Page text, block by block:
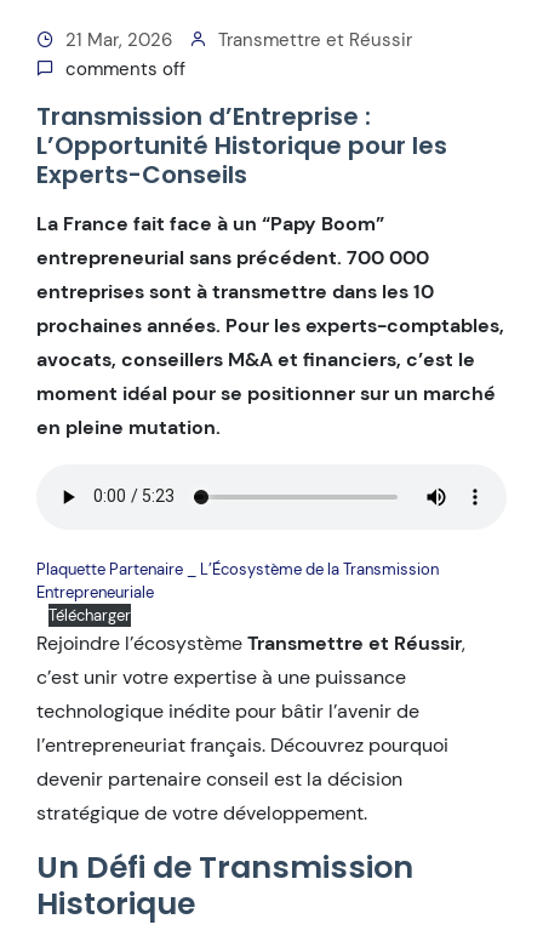
21 Mar, 2026
Transmettre et Réussir
comments off
Transmission d’Entreprise :
L’Opportunité Historique pour les
Experts-Conseils
La France fait face à un “Papy Boom”
entrepreneurial sans précédent. 700 000
entreprises sont à transmettre dans les 10
prochaines années. Pour les experts-comptables,
avocats, conseillers M&A et financiers, c’est le
moment idéal pour se positionner sur un marché
en pleine mutation.
Plaquette Partenaire _ L’Écosystème de la Transmission
Entrepreneuriale
Télécharger
Rejoindre l’écosystèmeTransmettre et Réussir,
c’est unir votre expertise à une puissance
technologique inédite pour bâtir l’avenir de
l’entrepreneuriat français. Découvrez pourquoi
devenir partenaire conseil est la décision
stratégique de votre développement.
Un Défi de Transmission
Historique